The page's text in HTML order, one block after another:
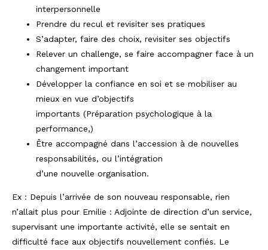
interpersonnelle
Prendre du recul et revisiter ses pratiques
S’adapter, faire des choix, revisiter ses objectifs
Relever un challenge, se faire accompagner face à un
changement important
Développer la confiance en soi et se mobiliser au
mieux en vue d’objectifs
importants (Préparation psychologique à la
performance,)
Être accompagné dans l’accession à de nouvelles
responsabilités, ou l’intégration
d’une nouvelle organisation.
Ex : Depuis l’arrivée de son nouveau responsable, rien
n’allait plus pour Emilie : Adjointe de direction d’un service,
supervisant une importante activité, elle se sentait en
difficulté face aux objectifs nouvellement confiés. Le